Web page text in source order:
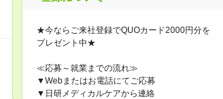
★今ならご来社登録でQUOカード2000円分を
プレゼント中★
≪応募～就業までの流れ≫
▼Webまたはお電話にてご応募
▼日研メディカルケアから連絡